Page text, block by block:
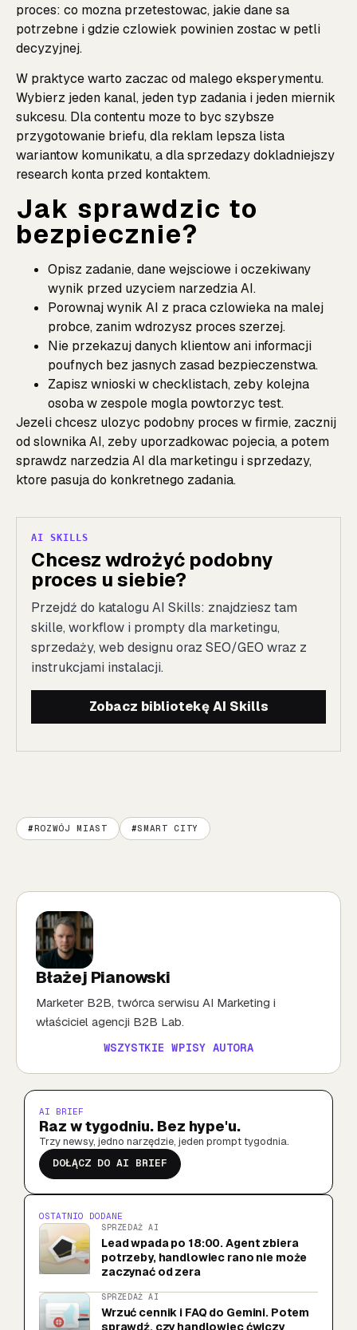
proces: co mozna przetestowac, jakie dane sa
potrzebne i gdzie czlowiek powinien zostac w petli
decyzyjnej.
W praktyce warto zaczac od malego eksperymentu.
Wybierz jeden kanal, jeden typ zadania i jeden miernik
sukcesu. Dla contentu moze to byc szybsze
przygotowanie briefu, dla reklam lepsza lista
wariantow komunikatu, a dla sprzedazy dokladniejszy
research konta przed kontaktem.
Jak sprawdzic to
bezpiecznie?
Opisz zadanie, dane wejsciowe i oczekiwany
wynik przed uzyciem narzedzia AI.
Porownaj wynik AI z praca czlowieka na malej
probce, zanim wdrozysz proces szerzej.
Nie przekazuj danych klientow ani informacji
poufnych bez jasnych zasad bezpieczenstwa.
Zapisz wnioski w checklistach, zeby kolejna
osoba w zespole mogla powtorzyc test.
Jezeli chcesz ulozyc podobny proces w firmie, zacznij
odslownika AI, zeby uporzadkowac pojecia, a potem
sprawdz narzedzia AI dla marketingu i sprzedazy,
ktore pasuja do konkretnego zadania.
AI SKILLS
Chcesz wdrożyć podobny
proces u siebie?
Przejdź do katalogu AI Skills: znajdziesz tam
skille, workflow i prompty dla marketingu,
sprzedaży, web designu oraz SEO/GEO wraz z
instrukcjami instalacji.
Zobacz bibliotekę AI Skills
ROZWÓJ MIAST SMART CITY
Błażej Pianowski
Marketer B2B, twórca serwisu AI Marketing i
właściciel agencji B2B Lab.
WSZYSTKIE WPISY AUTORA
AI BRIEF
Raz w tygodniu. Bez hype'u.
Trzy newsy, jedno narzędzie, jeden prompt tygodnia.
DOŁĄCZ DO AI BRIEF
OSTATNIO DODANE
SPRZEDAŻ AI
Lead wpada po 18:00. Agent zbiera
potrzeby, handlowiec rano nie może
zaczynać od zera
SPRZEDAŻ AI
Wrzuć cennik i FAQ do Gemini. Potem
sprawdź, czy handlowiec ćwiczy